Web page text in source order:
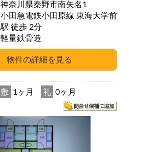
神奈川県秦野市南矢名1
小田急電鉄小田原線 東海大学前
駅 徒歩 2分
軽量鉄骨造
敷 1ヶ月 礼 0ヶ月